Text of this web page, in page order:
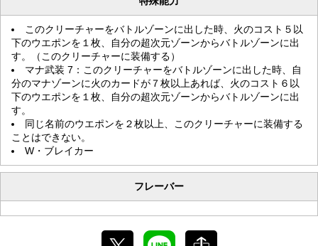
このクリーチャーをバトルゾーンに出した時、火のコスト５以
下のウエポンを１枚、自分の超次元ゾーンからバトルゾーンに出
す。（このクリーチャーに装備する）
マナ武装 7：このクリーチャーをバトルゾーンに出した時、自
分のマナゾーンに火のカードが７枚以上あれば、火のコスト６以
下のウエポンを１枚、自分の超次元ゾーンからバトルゾーンに出
す。
同じ名前のウエポンを２枚以上、このクリーチャーに装備する
ことはできない。
W・ブレイカー
フレーバー